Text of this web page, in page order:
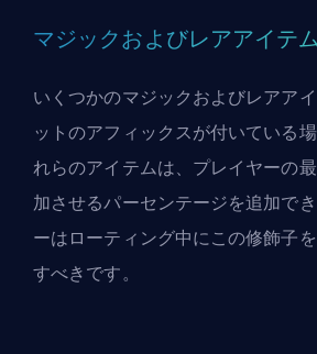
マジックおよびレアアイテ
いくつかのマジックおよびレアア
ットのアフィックスが付いている
れらのアイテムは、プレイヤーの
加させるパーセンテージを追加で
ーはローティング中にこの修飾子
すべきです。